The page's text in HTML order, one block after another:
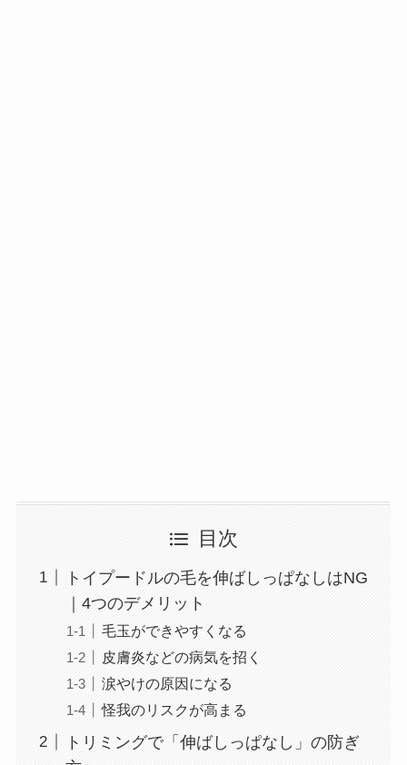
目次
トイプードルの毛を伸ばしっぱなしはNG
｜4つのデメリット
毛玉ができやすくなる
皮膚炎などの病気を招く
涙やけの原因になる
怪我のリスクが高まる
トリミングで「伸ばしっぱなし」の防ぎ